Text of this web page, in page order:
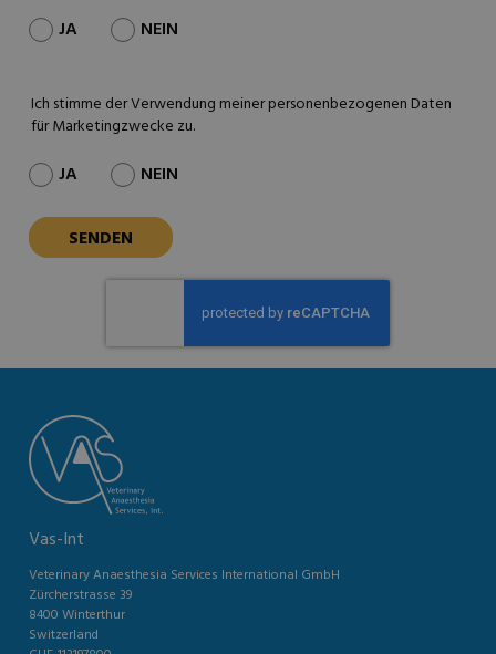
JA NEIN
Ich stimme der Verwendung meiner personenbezogenen Daten
für Marketingzwecke zu.
JA NEIN
Vas-Int
Veterinary Anaesthesia Services International GmbH
Zürcherstrasse 39
8400 Winterthur
Switzerland